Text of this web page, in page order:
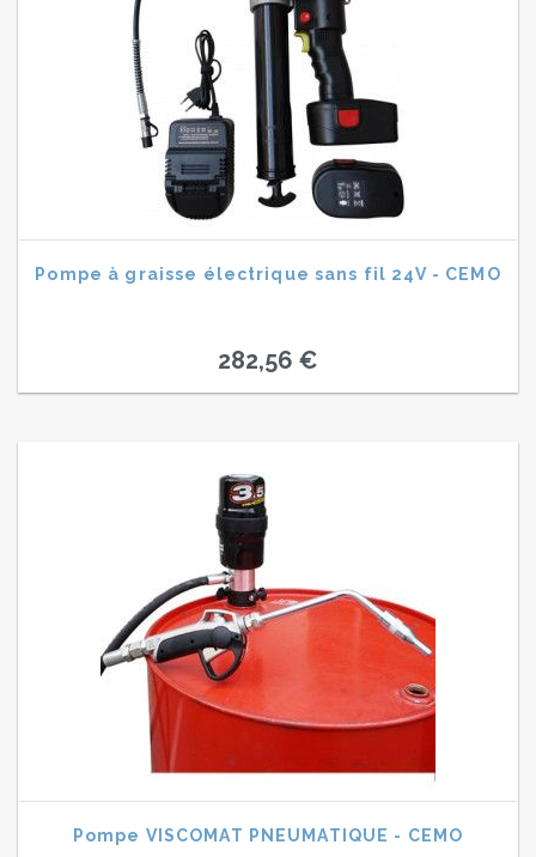
Pompe à graisse électrique sans fil 24V - CEMO
282,56 €
Pompe VISCOMAT PNEUMATIQUE - CEMO